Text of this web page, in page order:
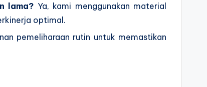
lama? Ya, kami menggunakan material
optimal.
pemeliharaan rutin untuk memastikan